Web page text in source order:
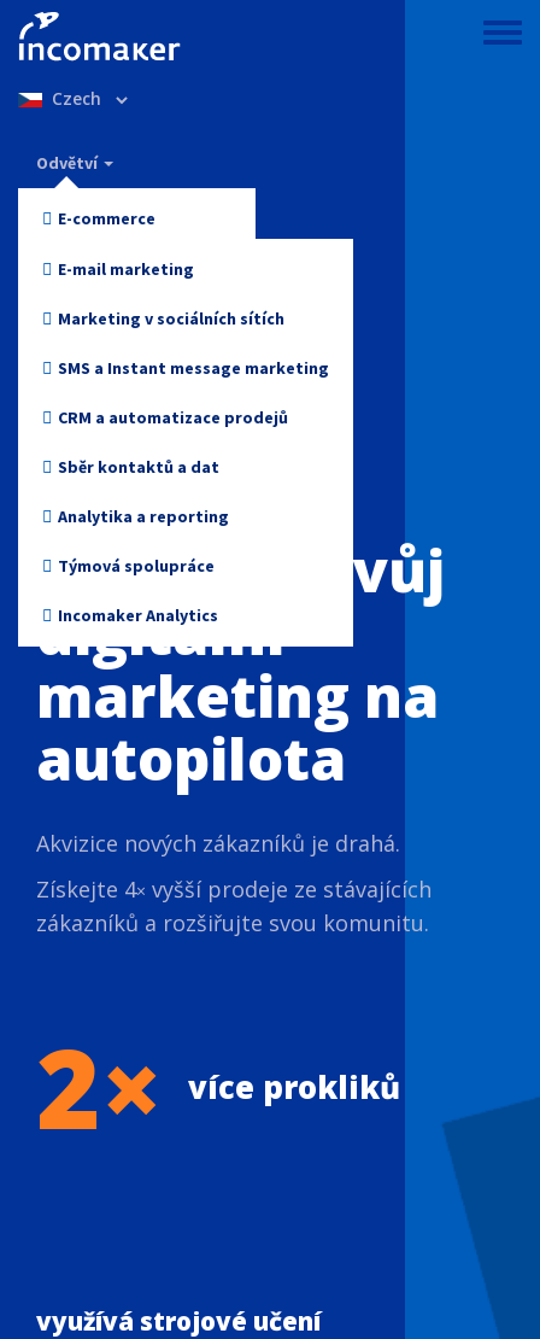
Přejít
hlavnímu
obsahu
Toggle
your
Incomaker
Odvětví
E-commerce
Móda a oblečení
Elektronika
Zdraví a krása
Hračky
Online media
Cestovky
Neziskové organizace
Vlastnosti
E-mail marketing
Marketing v sociálních sítích
SMS a Instant message marketing
CRM a automatizace prodejů
Sběr kontaktů a dat
Analytika a reporting
Týmová spolupráce
Incomaker Analytics
Ceny
Podpora a znalosti
Blog
Přihlášení
Začněte zdarma
Přepněte svůj
digitální
marketing na
autopilota
Akvizice nových zákazníků je drahá.
Získejte 4×​​​​​​​ vyšší prodeje ze stávajících
zákazníků a rozšiřujte svou komunitu.
2× více prokliků
využívá strojové učení